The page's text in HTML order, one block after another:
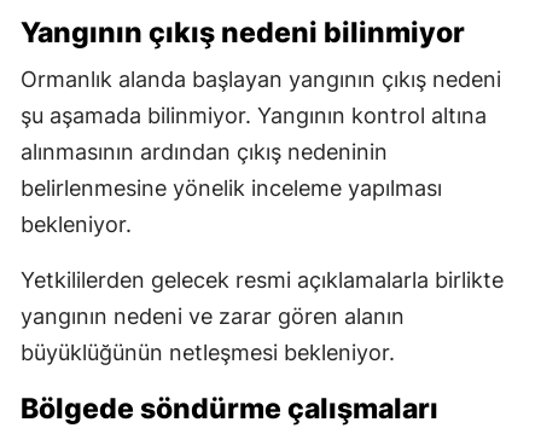
Yangının çıkış nedeni bilinmiyor
Ormanlık alanda başlayan yangının çıkış nedeni
şu aşamada bilinmiyor. Yangının kontrol altına
alınmasının ardından çıkış nedeninin
belirlenmesine yönelik inceleme yapılması
bekleniyor.
Yetkililerden gelecek resmi açıklamalarla birlikte
yangının nedeni ve zarar gören alanın
büyüklüğünün netleşmesi bekleniyor.
Bölgede söndürme çalışmaları